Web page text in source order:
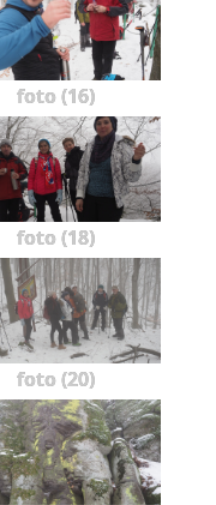
foto (16)
foto (18)
foto (20)